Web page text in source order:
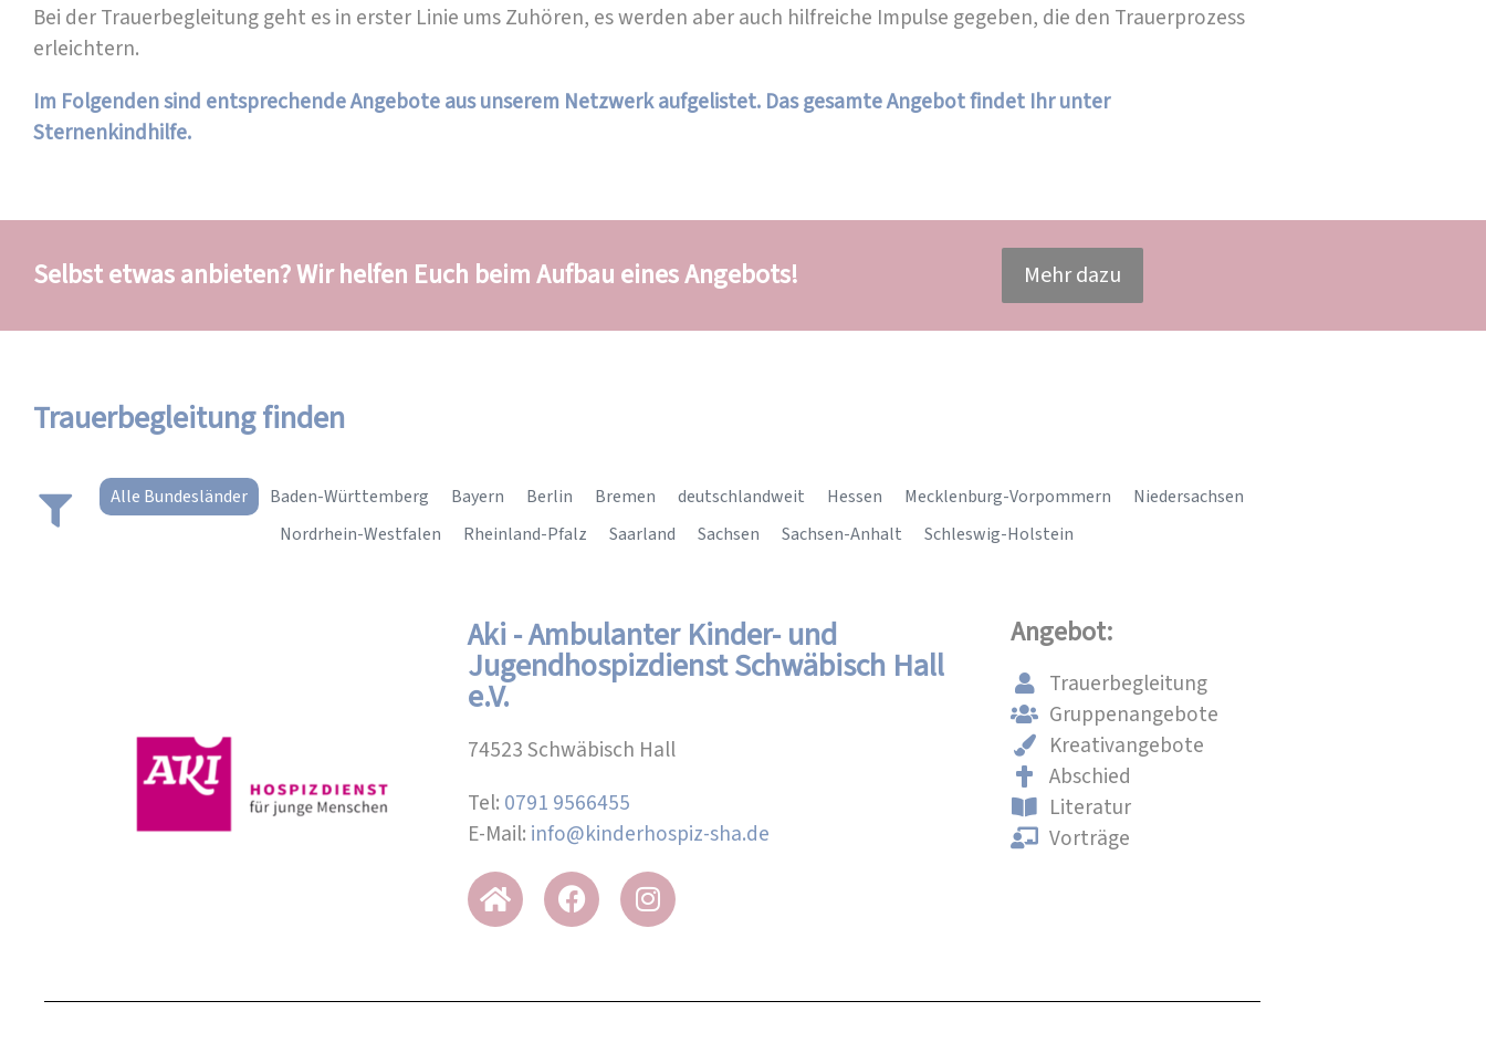
Bei der Trauerbegleitung geht es in erster Linie ums Zuhören, es werden aber auch hilfreiche Impulse gegeben, die den Trauerprozess
erleichtern.
Im Folgenden sind entsprechende Angebote aus unserem Netzwerk aufgelistet. Das gesamte Angebot findet Ihr unter
Sternenkindhilfe.
Selbst etwas anbieten? Wir helfen Euch beim Aufbau eines Angebots! Mehr dazu
Trauerbegleitung finden
Baden-Württemberg Bayern Berlin Bremen deutschlandweit Hessen Mecklenburg-Vorpommern
Niedersachsen
Nordrhein-Westfalen
Rheinland-Pfalz Saarland Sachsen Sachsen-Anhalt Schleswig-Holstein
Alle Bundesländer
Aki - Ambulanter Kinder- und
Jugendhospizdienst Schwäbisch Hall
e.V.
74523 Schwäbisch Hall
Tel: 0791 9566455
E-Mail: info@kinderhospiz-sha.de
Angebot:
Trauerbegleitung
Gruppenangebote
Kreativangebote
Abschied
Literatur
Vorträge